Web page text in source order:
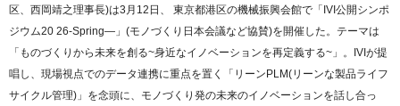
区、西岡靖之理事長)は3月12日、 東京都港区の機械振興会館で「IVI公開シンポ
ジウム20 26-Spring―」(モノづくり日本会議など協賛)を開催した。テーマは
「ものづくりから未来を創る~身近なイノベーションを再定義する~」。IVIが提
唱し、現場視点でのデータ連携に重点を置く「リーンPLM(リーンな製品ライフ
サイクル管理)」を念頭に、モノづくり発の未来のイノベーションを話し合っ